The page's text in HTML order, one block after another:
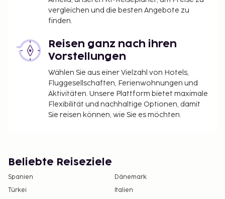
vergleichen und die besten Angebote zu
finden.
Reisen ganz nach ihren
Vorstellungen
Wählen Sie aus einer Vielzahl von Hotels,
Fluggesellschaften, Ferienwohnungen und
Aktivitäten. Unsere Plattform bietet maximale
Flexibilität und nachhaltige Optionen, damit
Sie reisen können, wie Sie es möchten.
Beliebte Reiseziele
Spanien
Dänemark
Türkei
Italien